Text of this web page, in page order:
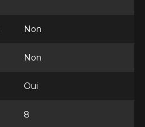
Non
Non
Oui
8
le